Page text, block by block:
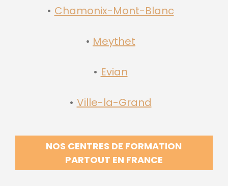
Chamonix-Mont-Blanc
Meythet
Evian
Ville-la-Grand
NOS CENTRES DE FORMATION
PARTOUT EN FRANCE